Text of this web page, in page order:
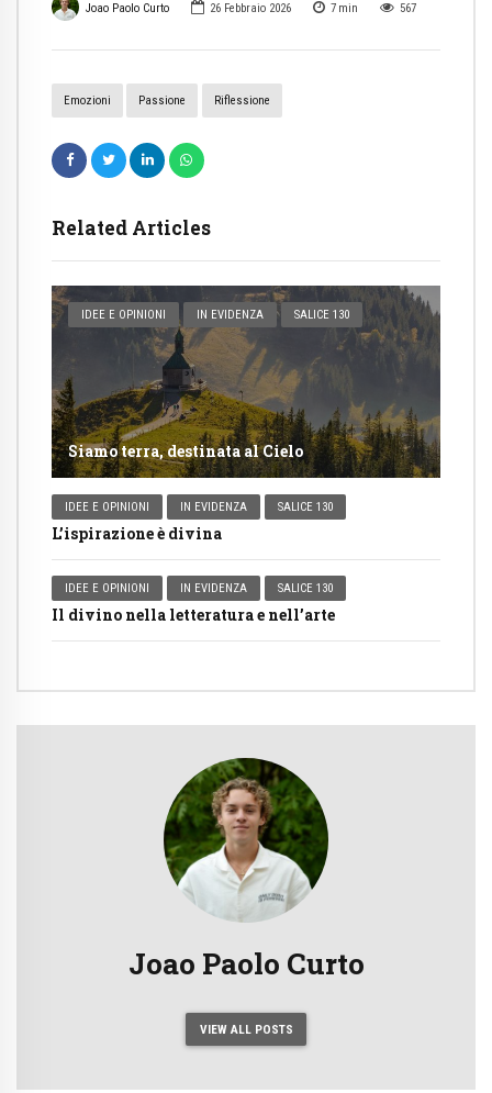
Joao Paolo Curto 26 Febbraio 2026 7 min 567
Emozioni Passione Riflessione
Related Articles
IDEE E OPINIONI IN EVIDENZA SALICE 130
Siamo terra, destinata al Cielo
IDEE E OPINIONI IN EVIDENZA SALICE 130
L’ispirazione è divina
IDEE E OPINIONI IN EVIDENZA SALICE 130
Il divino nella letteratura e nell’arte
Joao Paolo Curto
VIEW ALL POSTS